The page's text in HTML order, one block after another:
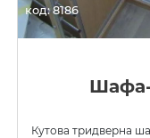
код: 8186
Шафа-
Кутова тридверна